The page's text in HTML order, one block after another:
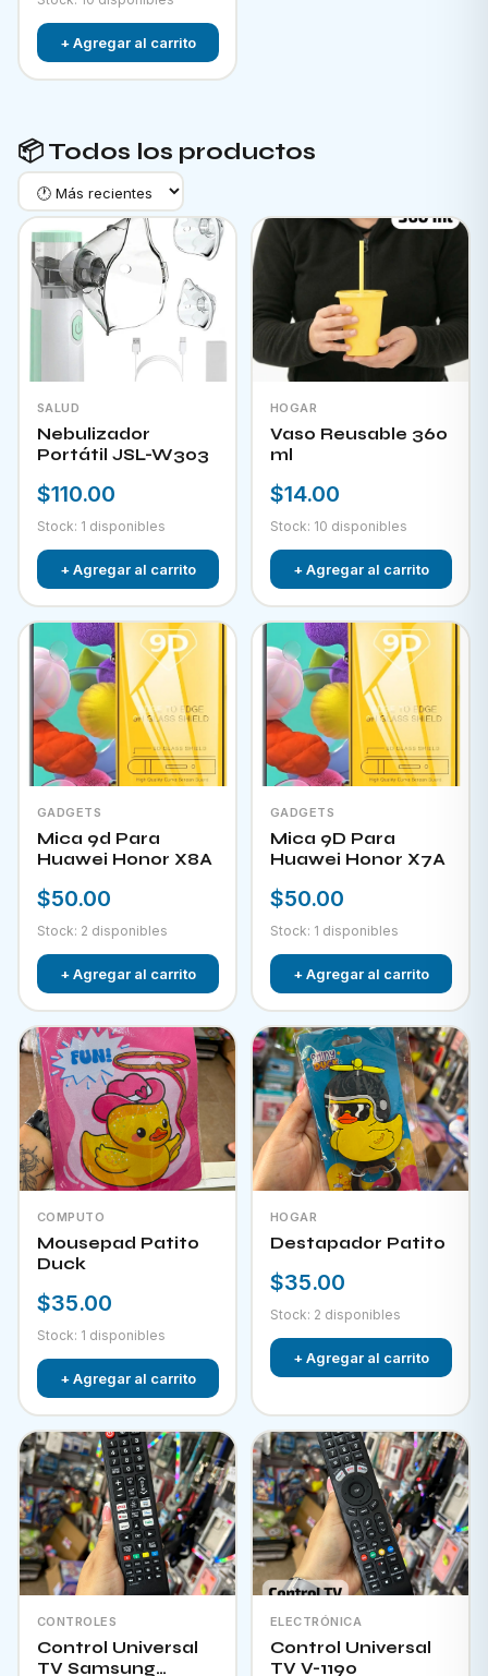
+ Agregar al carrito
📦 Todos los productos
SALUD
Nebulizador
Portátil JSL-W303
$110.00
Stock: 1 disponibles
+ Agregar al carrito
HOGAR
Vaso Reusable 360
ml
$14.00
Stock: 10 disponibles
+ Agregar al carrito
GADGETS
Mica 9d Para
Huawei Honor X8A
$50.00
Stock: 2 disponibles
+ Agregar al carrito
GADGETS
Mica 9D Para
Huawei Honor X7A
$50.00
Stock: 1 disponibles
+ Agregar al carrito
COMPUTO
Mousepad Patito
Duck
$35.00
Stock: 1 disponibles
+ Agregar al carrito
HOGAR
Destapador Patito
$35.00
Stock: 2 disponibles
+ Agregar al carrito
CONTROLES
Control Universal
TV Samsung
ELECTRÓNICA
Control Universal
TV V-1190